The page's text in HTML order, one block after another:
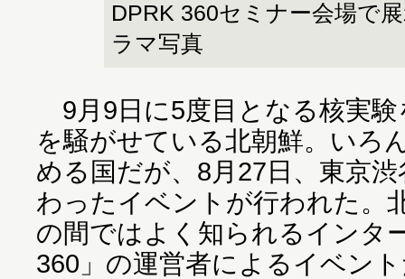
DPRK 360セミナー会場で
ラマ写真
9月9日に5度目となる核実
を騒がせている北朝鮮。いろ
める国だが、8月27日、東京
わったイベントが行われた。
の間ではよく知られるインタ
360」の運営者によるイベン